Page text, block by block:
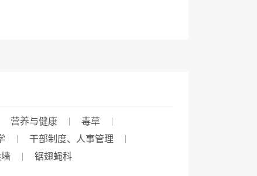
营养与健康
毒草
干部制度、人事管理
锯翅蝇科